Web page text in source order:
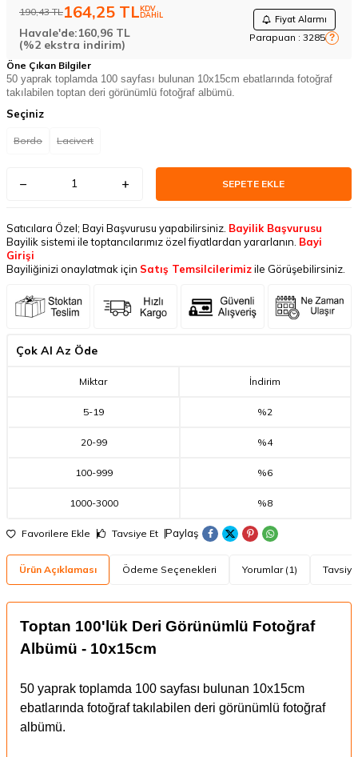
190,43TL164,25 TLKDV
DAHİL Fiyat Alarmı
Parapuan : 3285 ?
Havale'de:160,96 TL
(%2 ekstra indirim)
Öne Çıkan Bilgiler
50 yaprak toplamda 100 sayfası bulunan 10x15cm ebatlarında fotoğraf
takılabilen toptan deri görünümlü fotoğraf albümü.
Seçiniz
Bordo Lacivert
SEPETE EKLE
Satıcılara Özel; Bayi Başvurusu yapabilirsiniz. Bayilik Başvurusu
Bayilik sistemi ile toptancılarımız özel fiyatlardan yararlanın. Bayi
Girişi
Bayiliğinizi onaylatmak için Satış Temsilcilerimizile Görüşebilirsiniz.
Çok Al Az Öde
Miktar İndirim
5-19 %2
20-99 %4
100-999 %6
1000-3000 %8
Favorilere Ekle Tavsiye Et Paylaş
Ürün Açıklaması Ödeme Seçenekleri Yorumlar (1)
Toptan 100'lük Deri Görünümlü Fotoğraf
Albümü - 10x15cm
50 yaprak toplamda 100 sayfası bulunan 10x15cm
ebatlarında fotoğraf takılabilen deri görünümlü fotoğraf
albümü.